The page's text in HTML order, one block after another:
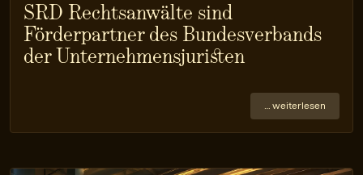
SRD Rechtsanwälte sind
Förderpartner des Bundesverbands
der Unternehmens­juristen
… weiterlesen